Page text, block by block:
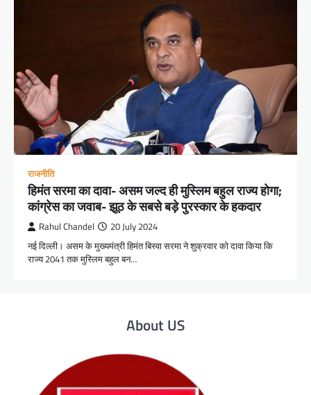
राजनीति
हिमंत सरमा का दावा- असम जल्द ही मुस्लिम बहुल राज्य होगा;
कांग्रेस का जवाब- झूठ के सबसे बड़े पुरस्कार के हकदार
Rahul Chandel 20 July 2024
नई दिल्ली। असम के मुख्यमंत्री हिमंत बिस्वा सरमा ने शुक्रवार को दावा किया कि
राज्य 2041 तक मुस्लिम बहुल बन…
About US